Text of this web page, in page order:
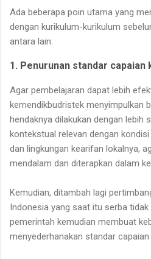
Ada beberapa poin utama yang
dengan kurikulum-kurikulum
antara lain:
1. Penurunan standar capaian
Agar pembelajaran dapat lebih
kemendikbudristek menyimpulkan
hendaknya dilakukan dengan lebih
kontekstual relevan dengan
dan lingkungan kearifan lokalnya,
mendalam dan diterapkan dalam
Kemudian, ditambah lagi
Indonesia yang saat itu serba
pemerintah kemudian membuat
menyederhanakan standar